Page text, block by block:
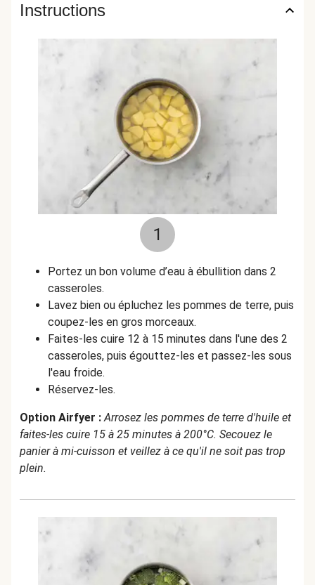
Instructions
1
Portez un bon volume d’eau à ébullition dans 2
casseroles.
Lavez bien ou épluchez les pommes de terre, puis
coupez-les en gros morceaux.
Faites-les cuire 12 à 15 minutes dans l'une des 2
casseroles, puis égouttez-les et passez-les sous
l'eau froide.
Réservez-les.
Option Airfyer :Arrosez les pommes de terre d'huile et
faites-les cuire 15 à 25 minutes à 200°C. Secouez le
panier à mi-cuisson et veillez à ce qu'il ne soit pas trop
plein.